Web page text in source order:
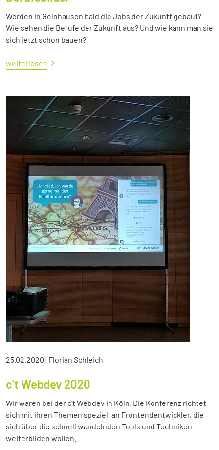
Werden in Gelnhausen bald die Jobs der Zukunft gebaut?
Wie sehen die Berufe der Zukunft aus? Und wie kann man sie
sich jetzt schon bauen?
weiterlesen
25.02.2020 | Florian Schleich
c’t Webdev 2020
Wir waren bei der c’t Webdev in Köln. Die Konferenz richtet
sich mit ihren Themen speziell an Frontendentwickler, die
sich über die schnell wandelnden Tools und Techniken
weiterbilden wollen.